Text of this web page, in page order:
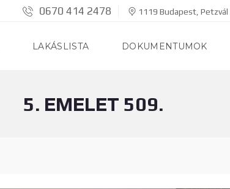
0670 414 2478 1119 Budapest, Petzvál
LAKÁSLISTA DOKUMENTUMOK
5. EMELET 509.